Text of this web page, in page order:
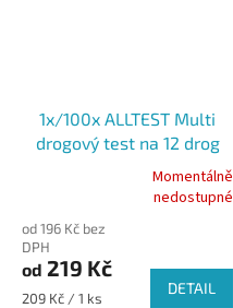
1x/100x ALLTEST Multi
drogový test na 12 drog
(OPI, MET, COC, AMP,...) ze
produktu
je
5,0
z
Momentálně
nedostupné
od 196 Kč bez
DPH
od 219 Kč
Měrná
209 Kč / 1 ks
DETAIL